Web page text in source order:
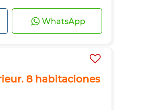
WhatsApp
8 habitaciones